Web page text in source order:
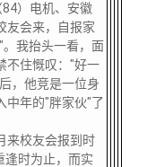
）电机、安徽
友会来，自报家
我抬头一看，面
不住慨叹："好一
，他竞是一位身
中年的"胖家伙"了
来校友会报到时
逢时为止，而实